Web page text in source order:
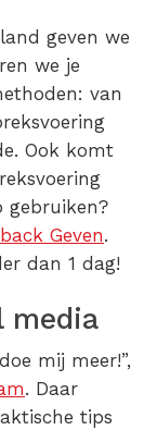
geven we
we je
van
Ook komt
gebruiken?
Geven.
dan 1 dag!
media
mij meer!”,
. Daar
tips